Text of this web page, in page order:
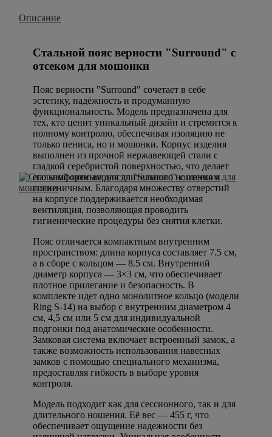
Описание
Стальной пояс верности "Surround" с
отсеком для мошонки
Пояс верности "Surround" сочетает в себе
эстетику, надёжность и продуманную
функциональность. Модель предназначена для
тех, кто ценит уникальный дизайн и стремится к
полному контролю, обеспечивая изоляцию не
только пениса, но и мошонки. Корпус изделия
выполнен из прочной нержавеющей стали с
гладкой серебристой поверхностью, что делает
его комфортным для длительного ношения и
гигиеничным. Благодаря множеству отверстий
на корпусе поддерживается необходимая
вентиляция, позволяющая проводить
гигиенические процедуры без снятия клетки.
Пояс отличается компактным внутренним
пространством: длина корпуса составляет 7.5 см,
а в сборе с кольцом — 8.5 см. Внутренний
диаметр корпуса — 3×3 см, что обеспечивает
плотное прилегание и безопасность. В
комплекте идет одно монолитное кольцо (модели
Ring S-14) на выбор с внутренним диаметром 4
см, 4,5 см или 5 см для индивидуальной
подгонки под анатомические особенности.
Замковая система включает встроенный замок, а
также возможность использования навесных
замков с помощью специального механизма,
предоставляя гибкость в выборе уровня
контроля.
Модель подходит как для сессионного, так и для
длительного ношения. Её вес — 455 г, что
обеспечивает ощущение надежности без